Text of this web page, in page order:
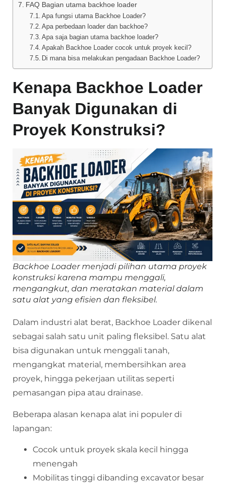
FAQ Bagian utama backhoe loader
Apa fungsi utama Backhoe Loader?
Apa perbedaan loader dan backhoe?
Apa saja bagian utama backhoe loader?
Apakah Backhoe Loader cocok untuk proyek kecil?
Di mana bisa melakukan pengadaan Backhoe Loader?
Kenapa Backhoe Loader
Banyak Digunakan di
Proyek Konstruksi?
Backhoe Loader menjadi pilihan utama proyek
konstruksi karena mampu menggali,
mengangkut, dan meratakan material dalam
satu alat yang efisien dan fleksibel.
Dalam industri alat berat, Backhoe Loader dikenal
sebagai salah satu unit paling fleksibel. Satu alat
bisa digunakan untuk menggali tanah,
mengangkat material, membersihkan area
proyek, hingga pekerjaan utilitas seperti
pemasangan pipa atau drainase.
Beberapa alasan kenapa alat ini populer di
lapangan:
Cocok untuk proyek skala kecil hingga
menengah
Mobilitas tinggi dibanding excavator besar